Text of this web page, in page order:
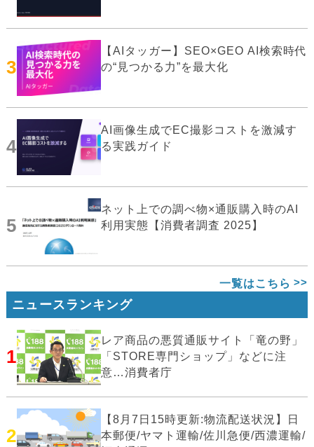
3
【AIタッガー】SEO×GEO AI検索時代
の“見つかる力”を最大化
4
AI画像生成でEC撮影コストを激減す
る実践ガイド
5
ネット上での調べ物×通販購入時のAI
利用実態【消費者調査 2025】
一覧はこちら
ニュースランキング
1
レア商品の悪質通販サイト「竜の野」
「STORE専門ショップ」などに注
意…消費者庁
2
【8月7日15時更新:物流配送状況】日
本郵便/ヤマト運輸/佐川急便/西濃運輸/